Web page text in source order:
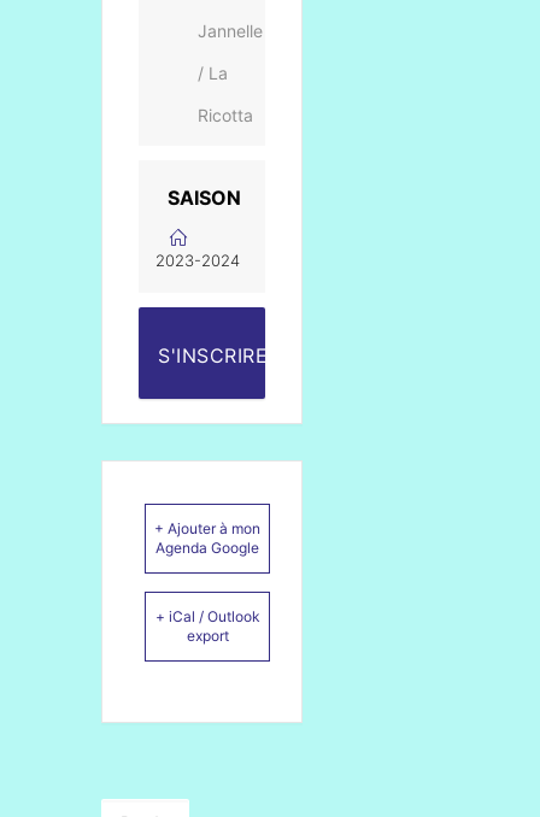
Jannelle
/ La
Ricotta
SAISON
2023-2024
S'INSCRIRE
+ Ajouter à mon
Agenda Google
+ iCal / Outlook
export